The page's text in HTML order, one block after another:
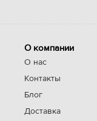
О компании
О нас
Контакты
Блог
Доставка